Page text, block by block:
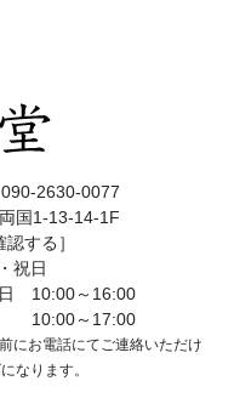
090-2630-0077
国1-13-14-1F
する］
祝日
日 10:00～16:00
～17:00
にお電話にてご連絡いただけ
なります。